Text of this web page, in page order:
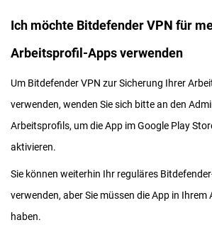
Ich möchte Bitdefender VPN für
Arbeitsprofil-Apps verwenden
Um Bitdefender VPN zur Sicherung Ihrer
verwenden, wenden Sie sich bitte an den
Arbeitsprofils, um die App im Google Play
aktivieren.
Sie können weiterhin Ihr reguläres
verwenden, aber Sie müssen die App in
haben.